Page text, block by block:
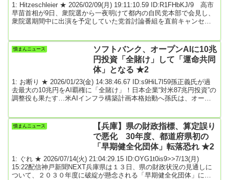
1: Hitzeschleier ★ 2026/02/09(月) 19:11:10.59 ID:R1FHbKJ/9 高市
早苗首相が9日、衆院選から一夜明けて都内の自民党本部で会見し、
衆院選期間中に出演を予定していた党首討論番組を直前キャンセル
公認1）を獲得した。一つの政党が単独で3分の2以上の議席を獲得す
るのは、戦後初めて。高市人気の高さ、期待感が如実に表れる結果
憤まんニュース
ソフトバンク、オープンAIに10兆
円投資「全賭け」して「運命共同
体」となる ★2
1: お断り ★ 2026/01/23(金) 14:38:46.67 ID:s9HiL7I59孫正義氏が過
去最大の10兆円をAI覇権に「全賭け」！日本企業“対米87兆円投資”の
調整役も果たす…米AIインフラ構築計画本格始動へ孫氏は、オープ
を経て米中対立が一気に激化すると、それまでポートフォリオの中
核だった中国アリババ集団の株式を全て売却し、脱中国の動きを鮮
憤まんニュース
【兵庫】県の財政指標、算定誤り
で悪化 30年度、都道府県初の
「早期健全化団体」転落恐れ ★2
1: ぐれ ★ 2026/07/14(火) 21:04:29.15 ID:OYG1t0is9>>7/13(月)
15:22配信神戸新聞NEXT兵庫県は１３日、県の財政状況の見通しに
ついて、２０３０年度に破綻が懸念される「早期健全化団体」に陥